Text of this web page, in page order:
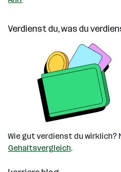
Verdienst du, was du
Wie gut verdienst du wirklich?
Gehaltsvergleich.